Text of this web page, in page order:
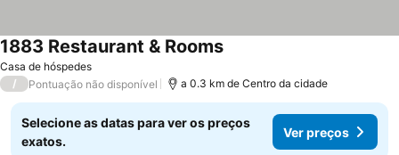
Casa de hóspedes
1883 Restaurant & RoomsVer preços
/ Pontuação não disponível a 0.3 km de Centro da cidade
Selecione as datas para ver os preços
exatos.
Ver preços